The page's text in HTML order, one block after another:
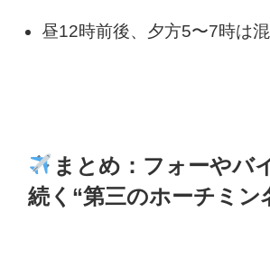
昼12時前後、夕方5〜7時は
まとめ：フォーやバ
続く“第三のホーチミン